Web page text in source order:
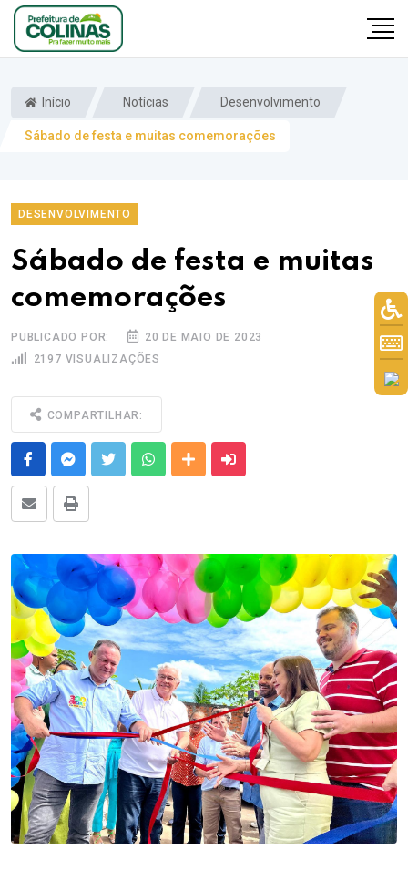
Início Notícias Desenvolvimento
Sábado de festa e muitas comemorações
DESENVOLVIMENTO
Sábado de festa e muitas
comemorações
PUBLICADO POR:
20 DE MAIO DE 2023
2197 VISUALIZAÇÕES
COMPARTILHAR:
FacebookMessenger
Twitter WhatsappOutras Mídias
E-mail